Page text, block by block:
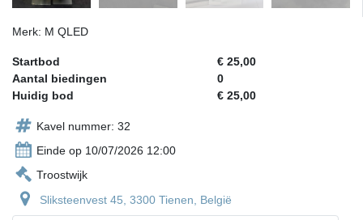
Merk: M QLED
Startbod
€ 25,00
Aantal biedingen
0
Huidig bod
€ 25,00
Kavel nummer: 32
Einde op 10/07/2026 12:00
Troostwijk
Sliksteenvest 45, 3300 Tienen, België